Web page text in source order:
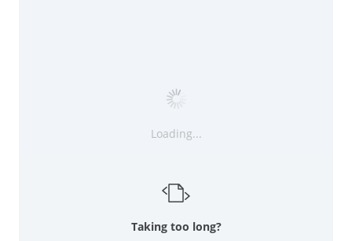
Loading...
Taking too long?